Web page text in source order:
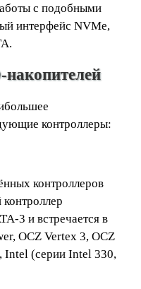
с подобными
интерфейс NVMe,
контроллеры:
контроллеров
3 и встречается в
OCZ Vertex 3, OCZ
(серии Intel 330,